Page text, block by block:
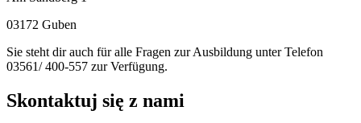
03172 Guben
Sie steht dir auch für alle Fragen zur Ausbildung unter Telefon
03561/ 400-557 zur Verfügung.
Skontaktuj się z nami